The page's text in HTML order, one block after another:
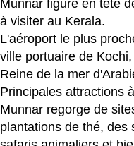
Munnar figure en tête
à visiter au Kerala.
L'aéroport le plus
ville portuaire de
Reine de la mer
Principales attractions
Munnar regorge de
plantations de thé, des